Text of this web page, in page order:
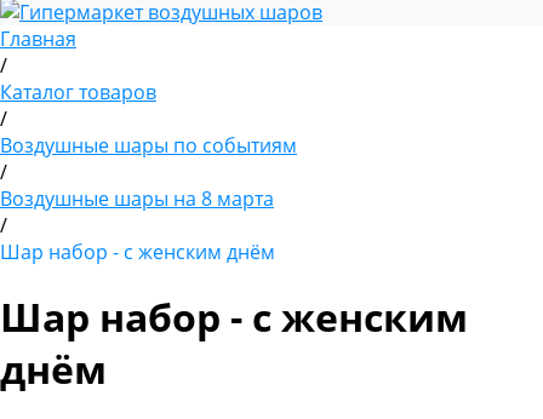
Главная
/
Каталог товаров
/
Воздушные шары по событиям
/
Воздушные шары на 8 марта
/
Шар набор - с женским днём
Шар набор - с женским
днём